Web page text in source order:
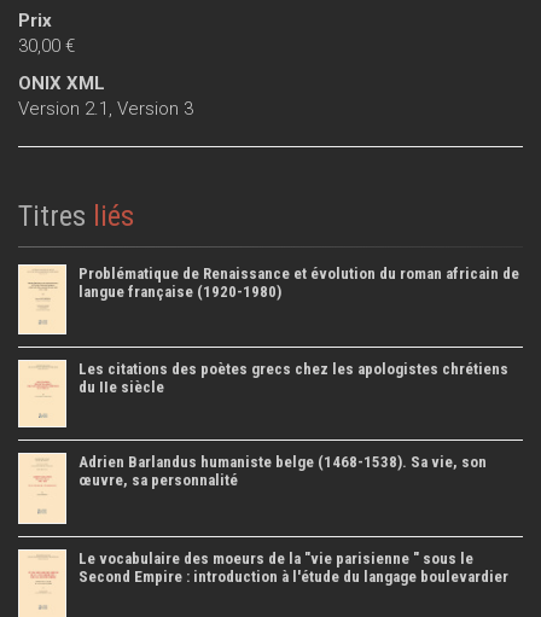
Prix
30,00 €
ONIX XML
Version 2.1 , Version 3
Titres liés
Problématique de Renaissance et évolution du roman africain de
langue française (1920-1980)
Les citations des poètes grecs chez les apologistes chrétiens
du IIe siècle
Adrien Barlandus humaniste belge (1468-1538). Sa vie, son
œuvre, sa personnalité
Le vocabulaire des moeurs de la "vie parisienne " sous le
Second Empire : introduction à l'étude du langage boulevardier